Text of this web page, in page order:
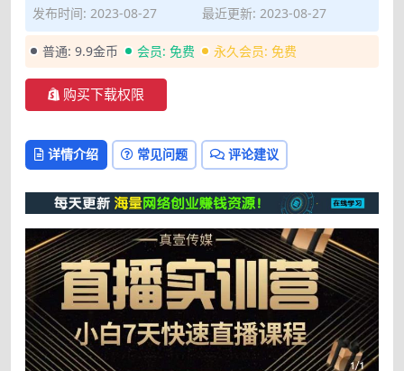
发布时间: 2023-08-27
最近更新: 2023-08-27
普通: 9.9金币 会员: 免费 永久会员: 免费
购买下载权限
详情介绍 常见问题 评论建议